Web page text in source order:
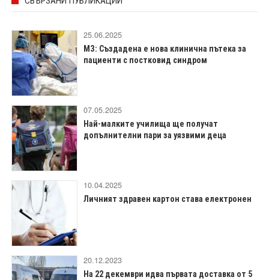
25.06.2025
МЗ: Създадена е нова клинична пътека за
пациенти с постковид синдром
07.05.2025
Най-малките училища ще получат
допълнителни пари за уязвими деца
10.04.2025
Личният здравен картон става електронен
20.12.2023
На 22 декември идва първата доставка от 5